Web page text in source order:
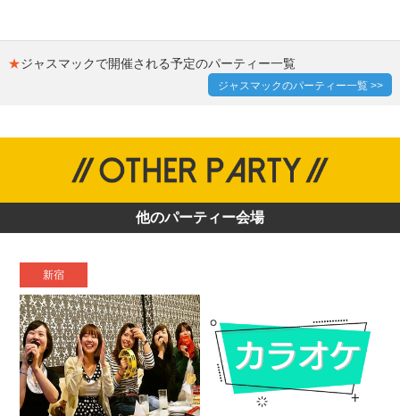
★ジャスマックで開催される予定のパーティー一覧
ジャスマックのパーティー一覧 >>
他のパーティー会場
新宿